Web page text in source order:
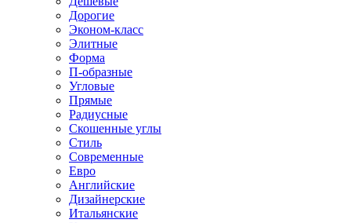
Дорогие
Эконом-класс
Элитные
Форма
П-образные
Угловые
Прямые
Радиусные
Скошенные углы
Стиль
Современные
Евро
Английские
Дизайнерские
Итальянские